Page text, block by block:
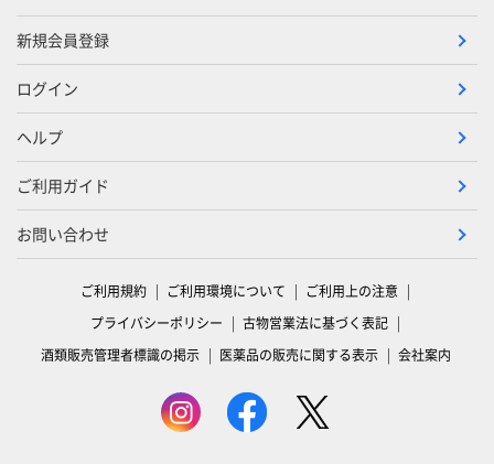
新規会員登録
ログイン
ヘルプ
ご利用ガイド
お問い合わせ
ご利用規約 ご利用環境について
ご利用上の注意
プライバシーポリシー
古物営業法に基づく表記
酒類販売管理者標識の掲示
医薬品の販売に関する表示 会社案内